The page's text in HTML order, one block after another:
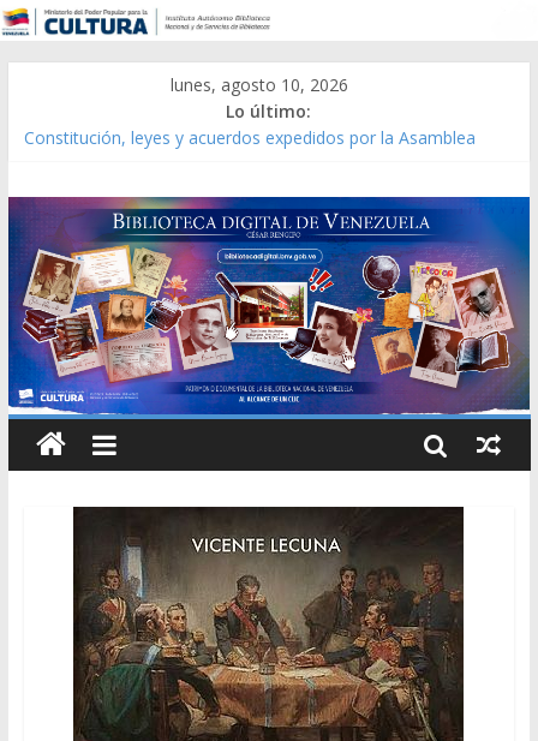
lunes, agosto 10, 2026
Lo último:
Constitución, leyes y acuerdos expedidos por la Asamblea
Modesta Bor Sánchez [material gráfico]
Gaceta Oficial de la República de Venezuela año CXXXIII Mes V,
Caracas 09 de marzo de 2006 N° 38.394
Catálogo temático de obras de Modesta Bor